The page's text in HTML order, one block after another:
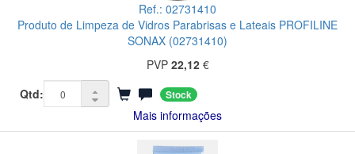
Ref.: 02731410
Produto de Limpeza de Vidros Parabrisas e Lateais PROFILINE
SONAX (02731410)
PVP 22,12€
Qtd:
Stock
Mais informações